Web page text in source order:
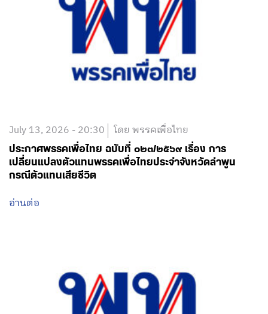
July 13, 2026 - 20:30 โดย พรรคเพื่อไทย
ประกาศพรรคเพื่อไทย ฉบับที่ ๐๒๓/๒๕๖๙ เรื่อง การ
เปลี่ยนแปลงตัวแทนพรรคเพื่อไทยประจำจังหวัดลำพูน
กรณีตัวแทนเสียชีวิต
อ่านต่อ